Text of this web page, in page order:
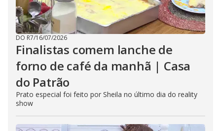
DO R7/16/07/2026
Finalistas comem lanche de
forno de café da manhã | Casa
do Patrão
Prato especial foi feito por Sheila no último dia do reality
show